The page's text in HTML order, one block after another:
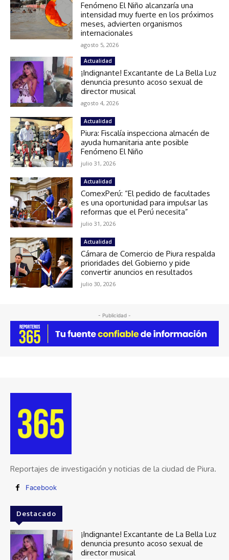
Fenómeno El Niño alcanzaría una
intensidad muy fuerte en los próximos
meses, advierten organismos
internacionales
agosto 5, 2026
Actualidad
¡Indignante! Excantante de La Bella Luz
denuncia presunto acoso sexual de
director musical
agosto 4, 2026
Actualidad
Piura: Fiscalía inspecciona almacén de
ayuda humanitaria ante posible
Fenómeno El Niño
julio 31, 2026
Actualidad
ComexPerú: “El pedido de facultades
es una oportunidad para impulsar las
reformas que el Perú necesita”
julio 31, 2026
Actualidad
Cámara de Comercio de Piura respalda
prioridades del Gobierno y pide
convertir anuncios en resultados
julio 30, 2026
- Publicidad -
Reportajes de investigación y noticias de la ciudad de Piura.
Facebook
Destacado
¡Indignante! Excantante de La Bella Luz
denuncia presunto acoso sexual de
director musical